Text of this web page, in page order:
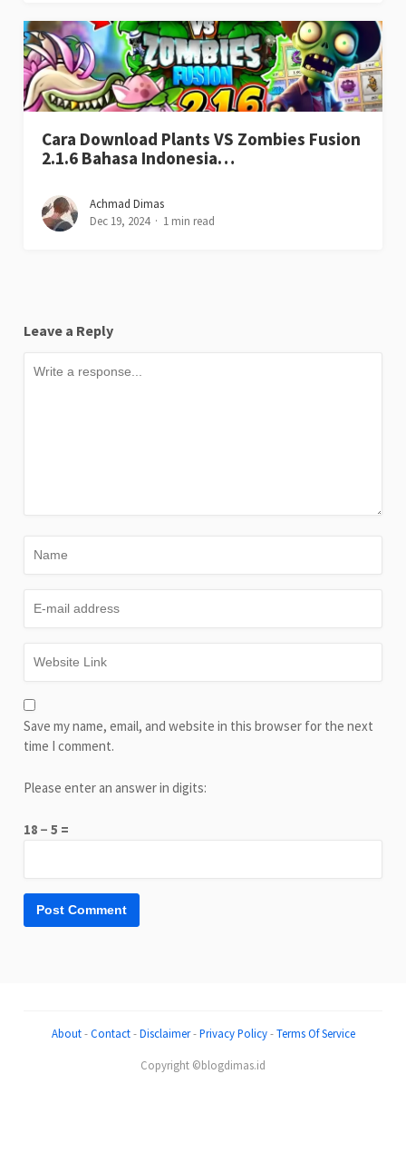
Cara Download Plants VS Zombies Fusion
2.1.6 Bahasa Indonesia…
Achmad Dimas
Dec 19, 2024
1 min read
Leave a Reply
Save my name, email, and website in this browser for the next
time I comment.
Please enter an answer in digits:
18 − 5 =
About-Contact-Disclaimer-Privacy Policy-Terms Of Service
Copyright ©blogdimas.id